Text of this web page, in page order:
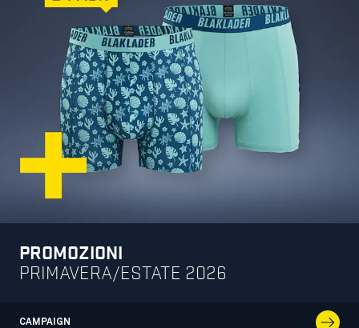
PROMOZIONI
PRIMAVERA/ESTATE 2026
CAMPAIGN